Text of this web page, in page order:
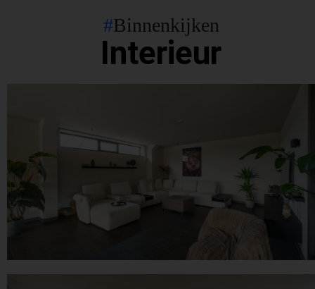
#Binnenkijken
Interieur